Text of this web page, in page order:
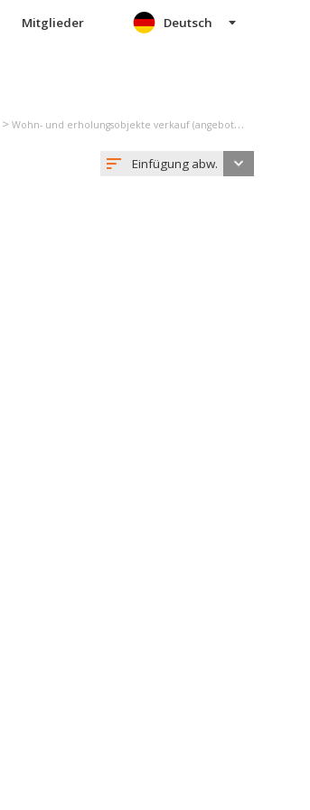
Mitglieder Deutsch
> Wohn- und erholungsobjekte verkauf (angebot) Nemečky
Einfügung abw.